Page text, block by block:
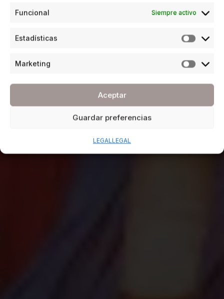
Funcional Siempre activo
Estadísticas
Marketing
Aceptar
Guardar preferencias
LEGALLEGAL